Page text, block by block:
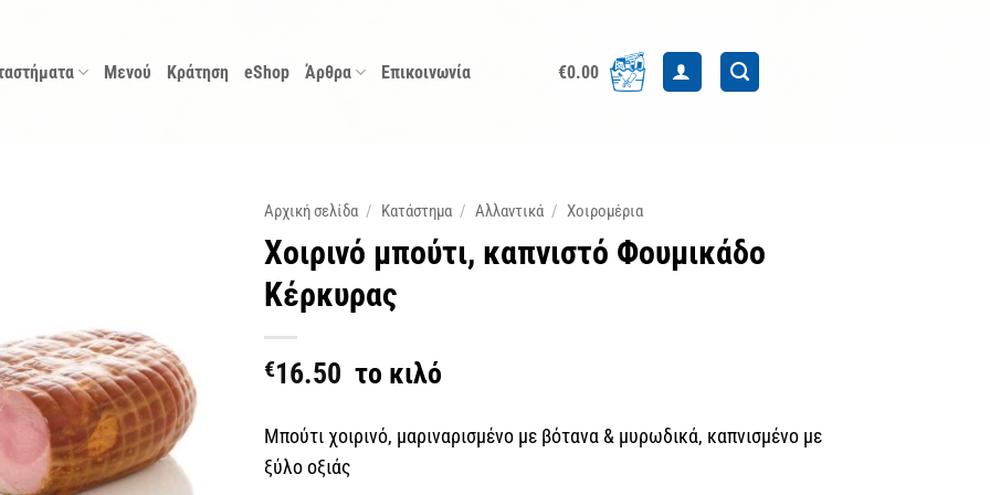
Μενού Κράτηση eShop Άρθρα Επικοινωνία €0.00
Αρχική σελίδα / Κατάστημα / Αλλαντικά / Χοιρομέρια
Χοιρινό μπούτι, καπνιστό Φουμικάδο
Κέρκυρας
€16.50 το κιλό
Μπούτι χοιρινό, μαριναρισμένο με βότανα & μυρωδικά, καπνισμένο με
ξύλο οξιάς